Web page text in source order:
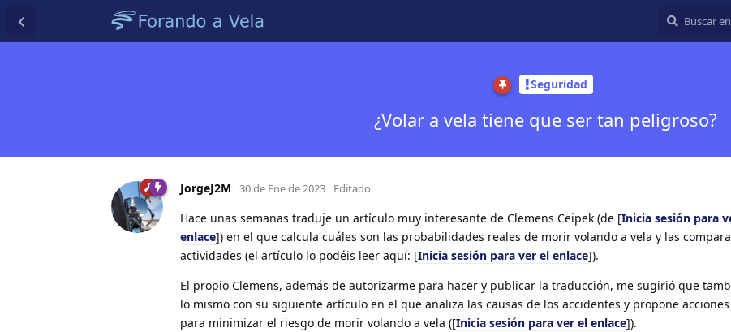
Seguridad
¿Volar a vela tiene que ser tan peligroso?
JorgeJ2M 30 de Ene de 2023 Editado
Hace unas semanas traduje un artículo muy interesante de Clemens Ceipek (de [Inicia sesión para
enlace]) en el que calcula cuáles son las probabilidades reales de morir volando a vela y las
actividades (el artículo lo podéis leer aquí: [Inicia sesión para ver el enlace]).
El propio Clemens, además de autorizarme para hacer y publicar la traducción, me sugirió que
lo mismo con su siguiente artículo en el que analiza las causas de los accidentes y propone
para minimizar el riesgo de morir volando a vela ([Inicia sesión para ver el enlace]).